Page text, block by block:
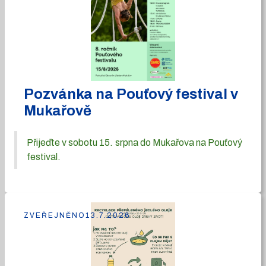
Pozvánka na Pouťový festival v
Mukařově
Přijeďte v sobotu 15. srpna do Mukařova na Pouťový
festival.
ZVEŘEJNĚNO 13.7.2026